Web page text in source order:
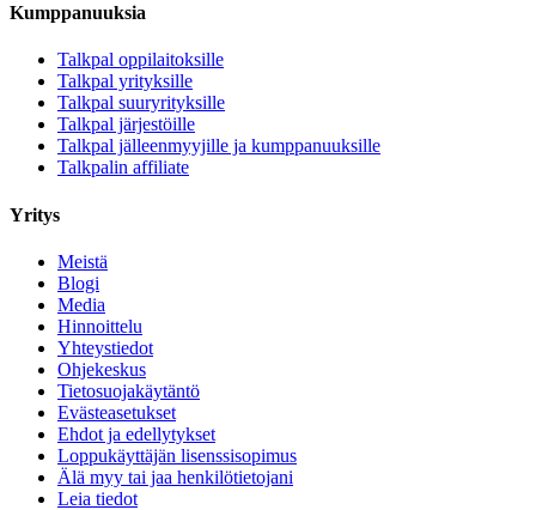
Kumppanuuksia
Talkpal oppilaitoksille
Talkpal yrityksille
Talkpal suuryrityksille
Talkpal järjestöille
Talkpal jälleenmyyjille ja kumppanuuksille
Talkpalin affiliate
Yritys
Meistä
Blogi
Media
Hinnoittelu
Yhteystiedot
Ohjekeskus
Tietosuojakäytäntö
Evästeasetukset
Ehdot ja edellytykset
Loppukäyttäjän lisenssisopimus
Älä myy tai jaa henkilötietojani
Leia tiedot